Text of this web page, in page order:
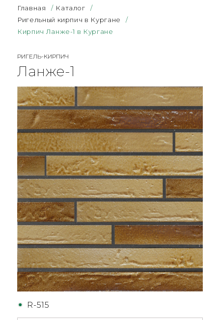
Главная / Каталог
/
Ригельный кирпич в Кургане
/
Кирпич Ланже-1 в Кургане
РИГЕЛЬ-КИРПИЧ
Ланже-1
R-515